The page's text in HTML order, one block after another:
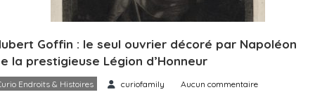
Goffin : le seul ouvrier décoré par Napoléon
la prestigieuse Légion d’Honneur
Endroits & Histoires curiofamily Aucun commentaire